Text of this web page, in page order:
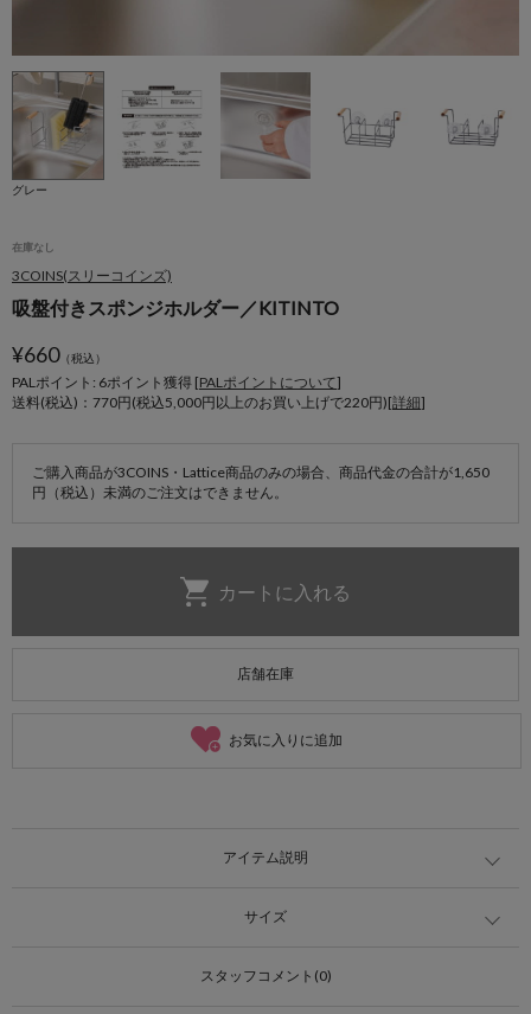
グレー
在庫なし
3COINS(スリーコインズ)
吸盤付きスポンジホルダー／KITINTO
¥660（税込）
PALポイント: 6ポイント獲得 [PALポイントについて]
送料(税込)：770円(税込5,000円以上のお買い上げで220円)[詳細]
ご購入商品が3COINS・Lattice商品のみの場合、商品代金の合計が1,650
円（税込）未満のご注文はできません。
店舗在庫
お気に入りに追加
アイテム説明
サイズ
スタッフコメント(0)